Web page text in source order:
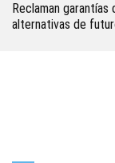
Reclaman
alternativas de